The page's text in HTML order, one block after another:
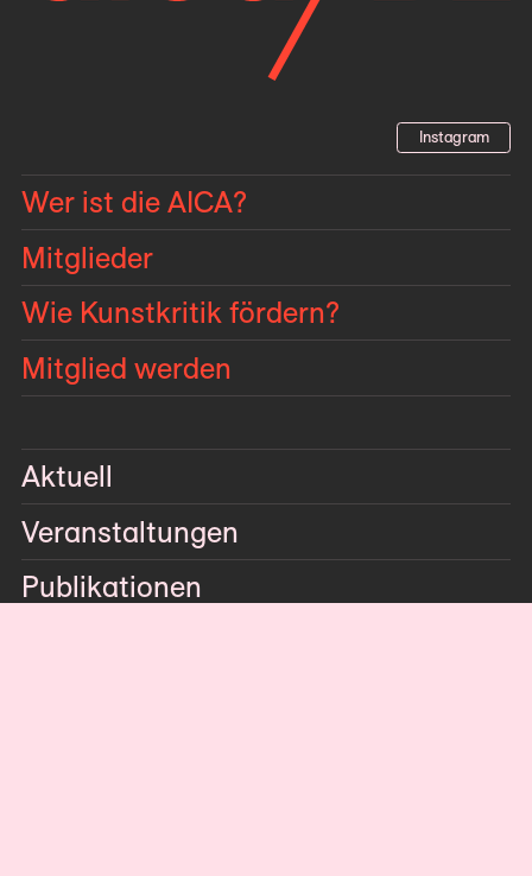
Instagram
Wer ist die AICA?
Mitglieder
Wie Kunstkritik fördern?
Mitglied werden
Aktuell
Veranstaltungen
Publikationen